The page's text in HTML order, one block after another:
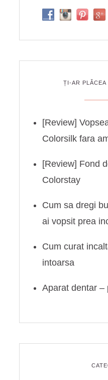
ȚI-AR PLĂCEA
[Review]
Colorsilk fara
[Review] Fond
Colorstay
Cum sa dregi
ai vopsit prea
Cum curat
intoarsa
Aparat dentar –